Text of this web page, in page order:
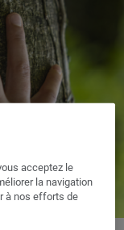
acceptez le
la navigation
à nos efforts de